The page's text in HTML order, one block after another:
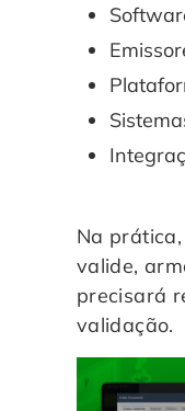
Na
valide,
precisará
validação.